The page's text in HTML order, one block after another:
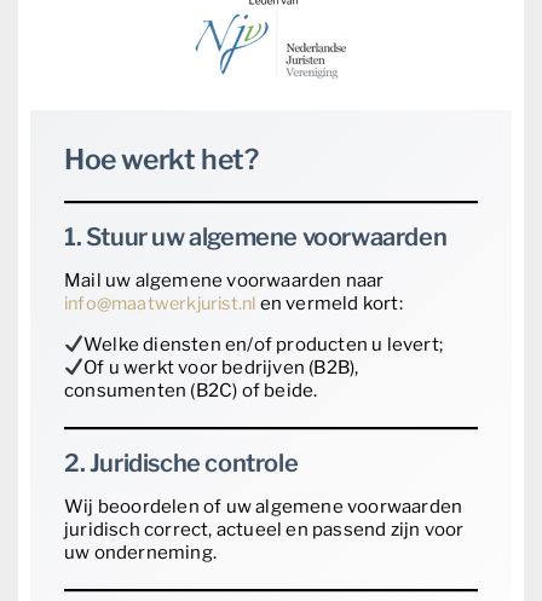
Hoe werkt het?
1. Stuur uw algemene voorwaarden
Mail uw algemene voorwaarden naar
info@maatwerkjurist.nl en vermeld kort:
Welke diensten en/of producten u levert;
Of u werkt voor bedrijven (B2B),
consumenten (B2C) of beide.
2. Juridische controle
Wij beoordelen of uw algemene voorwaarden
juridisch correct, actueel en passend zijn voor
uw onderneming.